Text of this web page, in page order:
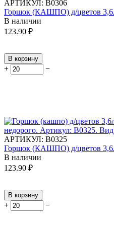
АРТИКУЛ: В0306
Горшок (КАШПО) д/цветов
В наличии
123.90 ₽
В корзину
+ −
АРТИКУЛ: В0325
Горшок (КАШПО) д/цветов
В наличии
123.90 ₽
В корзину
+ −